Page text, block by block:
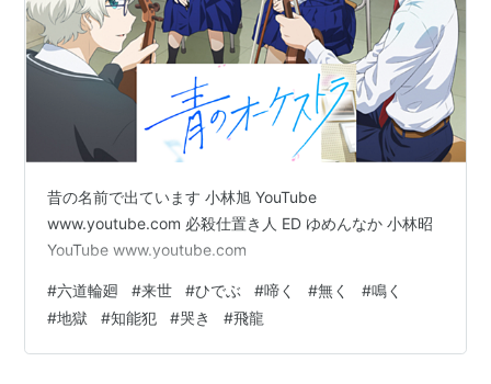
昔の名前で出ています 小林旭 YouTube
www.youtube.com 必殺仕置き人 ED ゆめんなか 小林昭
YouTube www.youtube.com
#六道輪廻 #来世 #ひでぶ #啼く #無く #鳴く
#地獄 #知能犯 #哭き #飛龍